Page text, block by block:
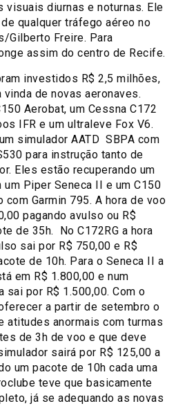
visuais diurnas e noturnas. Ele
qualquer tráfego aéreo no
Gilberto Freire. Para
assim do centro de Recife.
investidos R$ 2,5 milhões,
de novas aeronaves.
Aerobat, um Cessna C172
IFR e um ultraleve Fox V6.
simulador AATD SBPA com
para instrução tanto de
Eles estão recuperando um
Piper Seneca II e um C150
Garmin 795. A hora de voo
pagando avulso ou R$
de 35h. No C172RG a hora
sai por R$ 750,00 e R$
de 10h. Para o Seneca II a
em R$ 1.800,00 e num
sai por R$ 1.500,00. Com o
a partir de setembro o
atitudes anormais com turmas
de 3h de voo e que deve
sairá por R$ 125,00 a
um pacote de 10h cada uma
teve que basicamente
já se adequando as novas